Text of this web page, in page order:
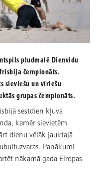
pludmalē Dienvidu
čempionāts.
sieviešu un vīriešu
grupas čempionāts.
sestdien kļuva
kamēr sievietēm
dienu vēlāk jauktajā
Panākumi
nākamā gada Eiropas